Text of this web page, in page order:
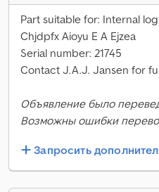
Part suitable for: Internal
Chjdpfx Aioyu E A Ejzea
Serial number: 21745
Contact J.A.J. Jansen for
Объявление было
Возможны ошибки
Запросить